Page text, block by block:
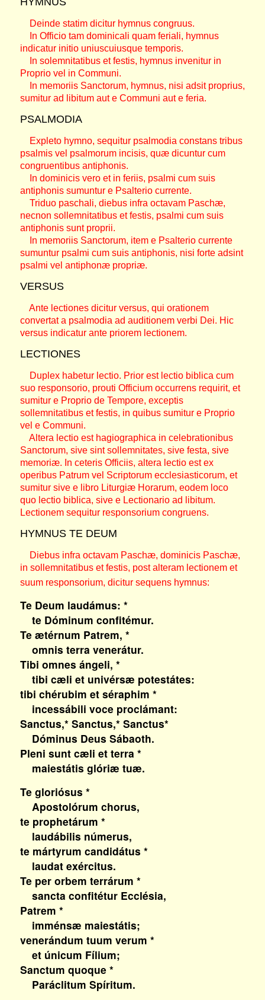
Deinde statim dicitur hymnus congruus.
In Officio tam dominicali quam feriali, hymnus
indicatur initio uniuscuiusque temporis.
In solemnitatibus et festis, hymnus invenitur in
Proprio vel in Communi.
In memoriis Sanctorum, hymnus, nisi adsit proprius,
sumitur ad libitum aut e Communi aut e feria.
PSALMODIA
Expleto hymno, sequitur psalmodia constans tribus
psalmis vel psalmorum incisis, quæ dicuntur cum
congruentibus antiphonis.
In dominicis vero et in feriis, psalmi cum suis
antiphonis sumuntur e Psalterio currente.
Triduo paschali, diebus infra octavam Paschæ,
necnon sollemnitatibus et festis, psalmi cum suis
antiphonis sunt proprii.
In memoriis Sanctorum, item e Psalterio currente
sumuntur psalmi cum suis antiphonis, nisi forte adsint
psalmi vel antiphonæ propriæ.
VERSUS
Ante lectiones dicitur versus, qui orationem
convertat a psalmodia ad auditionem verbi Dei. Hic
versus indicatur ante priorem lectionem.
LECTIONES
Duplex habetur lectio. Prior est lectio biblica cum
suo responsorio, prouti Officium occurrens requirit, et
sumitur e Proprio de Tempore, exceptis
sollemnitatibus et festis, in quibus sumitur e Proprio
vel e Communi.
Altera lectio est hagiographica in celebrationibus
Sanctorum, sive sint sollemnitates, sive festa, sive
memoriæ. In ceteris Officiis, altera lectio est ex
operibus Patrum vel Scriptorum ecclesiasticorum, et
sumitur sive e libro Liturgiæ Horarum, eodem loco
quo lectio biblica, sive e Lectionario ad libitum.
Lectionem sequitur responsorium congruens.
HYMNUS TE DEUM
Diebus infra octavam Paschæ, dominicis Paschæ,
in sollemnitatibus et festis, post alteram lectionem et
suum responsorium, dicitur sequens hymnus:
Te Deum laudámus: *
te Dóminum confitémur.
Te ætérnum Patrem, *
omnis terra venerátur.
Tibi omnes ángeli, *
tibi cæli et univérsæ potestátes:
tibi chérubim et séraphim *
incessábili voce proclámant:
Sanctus,* Sanctus,* Sanctus*
Dóminus Deus Sábaoth.
Pleni sunt cæli et terra *
maiestátis glóriæ tuæ.
Te gloriósus *
Apostolórum chorus,
te prophetárum *
laudábilis númerus,
te mártyrum candidátus *
laudat exércitus.
Te per orbem terrárum *
sancta confitétur Ecclésia,
Patrem *
imménsæ maiestátis;
venerándum tuum verum *
et únicum Fílium;
Sanctum quoque *
Paráclitum Spíritum.